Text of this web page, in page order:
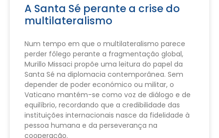
A Santa Sé perante a crise do
multilateralismo
Num tempo em que o multilateralismo parece
perder fôlego perante a fragmentação global,
Murillo Missaci propõe uma leitura do papel da
Santa Sé na diplomacia contemporânea. Sem
depender de poder económico ou militar, o
Vaticano mantém-se como voz de diálogo e de
equilíbrio, recordando que a credibilidade das
instituições internacionais nasce da fidelidade à
pessoa humana e da perseverança na
cooperação.